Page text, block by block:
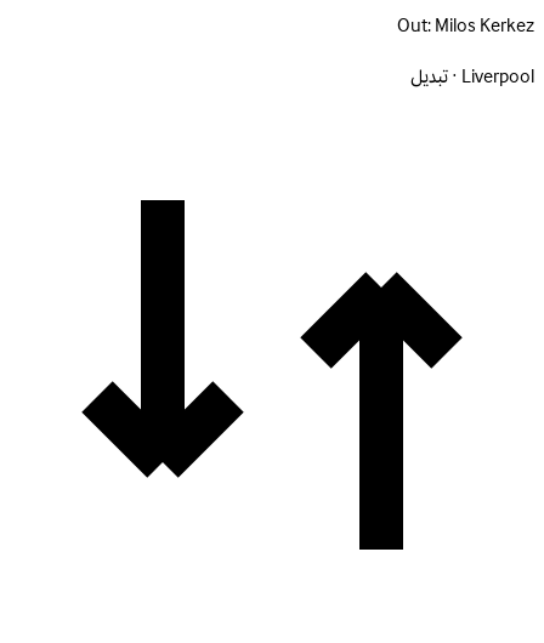
Out:Milos Kerkez
Liverpool · تبديل